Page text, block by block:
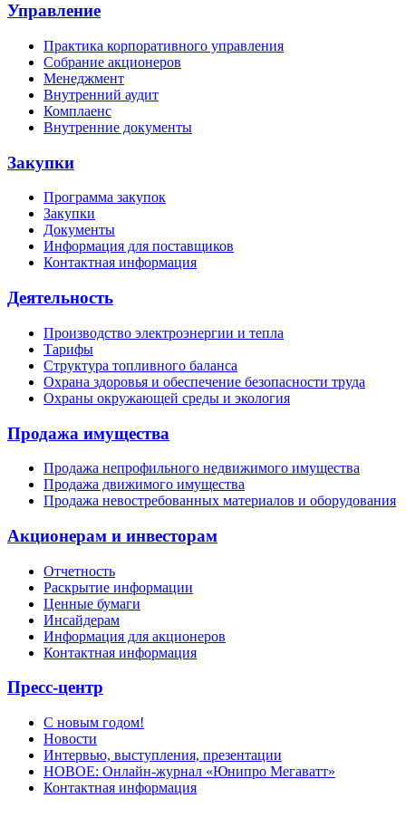
Управление
Практика корпоративного управления
Собрание акционеров
Менеджмент
Внутренний аудит
Комплаенс
Внутренние документы
Закупки
Программа закупок
Закупки
Документы
Информация для поставщиков
Контактная информация
Деятельность
Производство электроэнергии и тепла
Тарифы
Структура топливного баланса
Охрана здоровья и обеспечение безопасности труда
Охраны окружающей среды и экология
Продажа имущества
Продажа непрофильного недвижимого имущества
Продажа движимого имущества
Продажа невостребованных материалов и оборудования
Акционерам и инвесторам
Отчетность
Раскрытие информации
Ценные бумаги
Инсайдерам
Информация для акционеров
Контактная информация
Пресс-центр
С новым годом!
Новости
Интервью, выступления, презентации
НОВОЕ: Онлайн-журнал «Юнипро Мегаватт»
Контактная информация